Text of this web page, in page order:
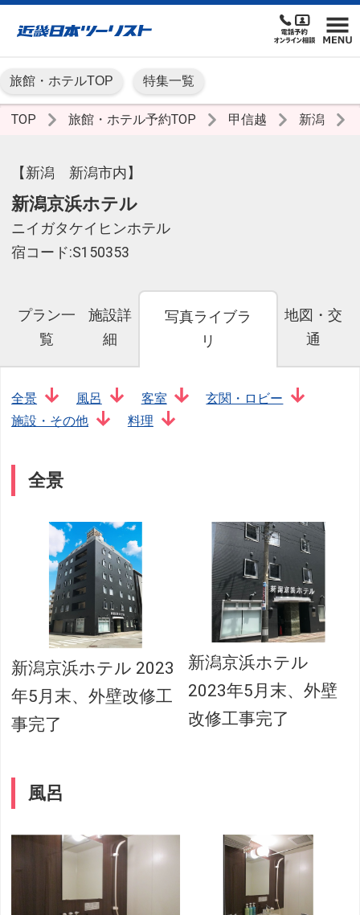
旅館・ホテルTOP 特集一覧
TOP 旅館・ホテル予約TOP 甲信越 新潟
【新潟 新潟市内】
新潟京浜ホテル
ニイガタケイヒンホテル
宿コード:S150353
プラン一
覧
施設詳
細
写真ライブラ
リ
地図・交
通
全景 風呂 客室
玄関・ロビー
施設・その他
料理
全景
新潟京浜ホテル 2023
年5月末、外壁改修工
事完了
新潟京浜ホテル
2023年5月末、外壁
改修工事完了
風呂